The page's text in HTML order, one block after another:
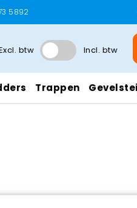
5892
btw Incl. btw
Trappen